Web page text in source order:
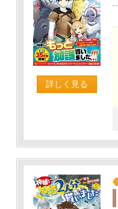
詳しく見る